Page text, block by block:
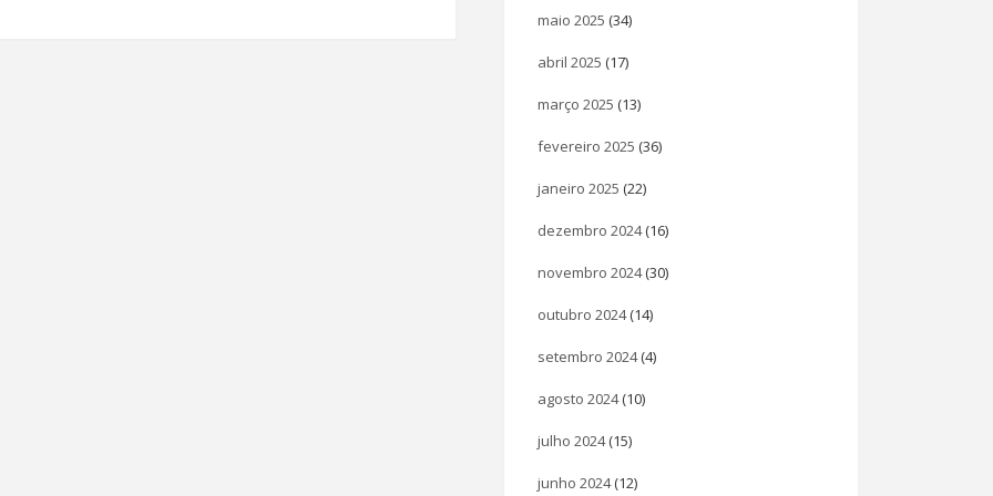
maio 2025 (34)
abril 2025 (17)
março 2025 (13)
fevereiro 2025 (36)
janeiro 2025 (22)
dezembro 2024(16)
novembro 2024(30)
outubro 2024(14)
setembro 2024(4)
agosto 2024(10)
julho 2024(15)
junho 2024(12)